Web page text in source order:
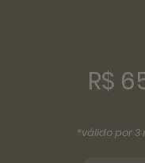
R$
*válido por 3